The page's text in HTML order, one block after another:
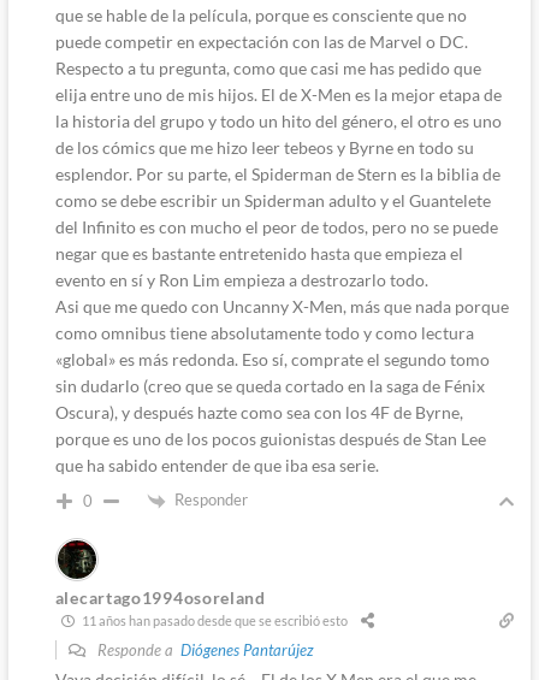
que se hable de la película, porque es consciente que no
puede competir en expectación con las de Marvel o DC.
Respecto a tu pregunta, como que casi me has pedido que
elija entre uno de mis hijos. El de X-Men es la mejor etapa de
la historia del grupo y todo un hito del género, el otro es uno
de los cómics que me hizo leer tebeos y Byrne en todo su
esplendor. Por su parte, el Spiderman de Stern es la biblia de
como se debe escribir un Spiderman adulto y el Guantelete
del Infinito es con mucho el peor de todos, pero no se puede
negar que es bastante entretenido hasta que empieza el
evento en sí y Ron Lim empieza a destrozarlo todo.
Asi que me quedo con Uncanny X-Men, más que nada porque
como omnibus tiene absolutamente todo y como lectura
«global» es más redonda. Eso sí, comprate el segundo tomo
sin dudarlo (creo que se queda cortado en la saga de Fénix
Oscura), y después hazte como sea con los 4F de Byrne,
porque es uno de los pocos guionistas después de Stan Lee
que ha sabido entender de que iba esa serie.
0 Responder
alecartago1994osoreland
11 años han pasado desde que se escribió esto
Responde a Diógenes Pantarújez